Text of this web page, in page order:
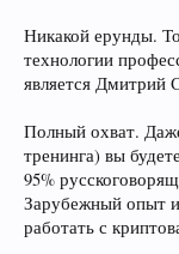
Никакой ерунды.
технологии
является Дмитрий
Полный охват.
тренинга) вы
95%
Зарубежный опыт
работать с